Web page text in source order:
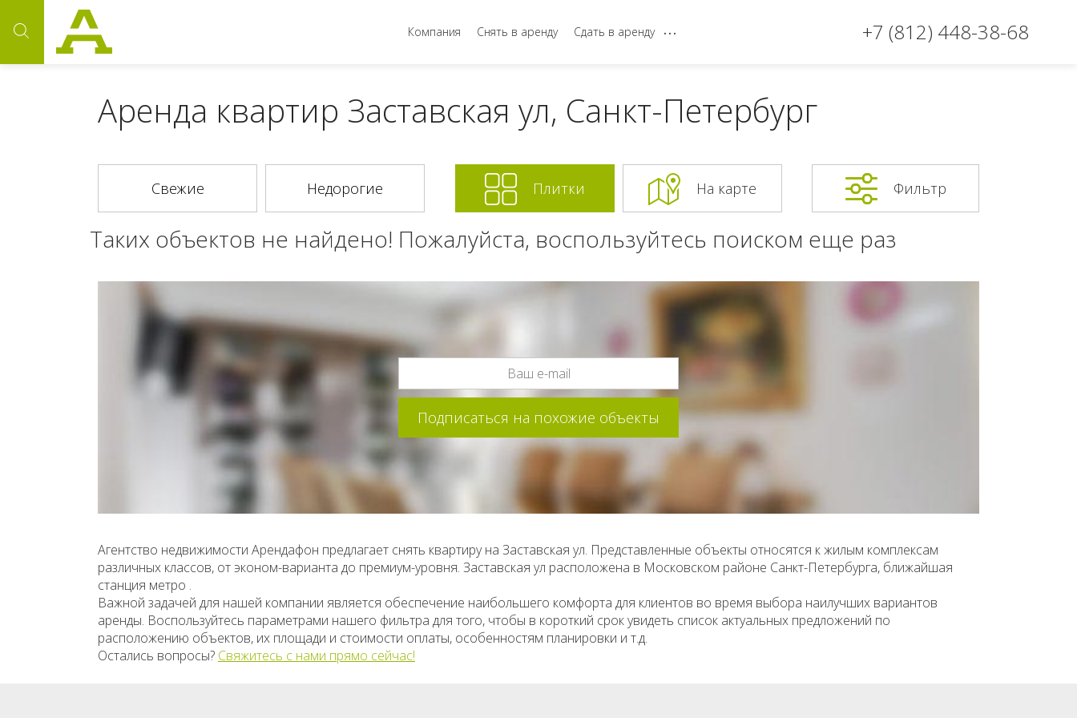
Компания Снять в аренду Сдать в аренду ... +7 (812) 448-38-68
Аренда квартир Заставская ул, Санкт-Петербург
Плитки На карте Фильтр
Таких объектов не найдено! Пожалуйста, воспользуйтесь поиском еще раз
Агентство недвижимости Арендафон предлагает снять квартиру на Заставская ул. Представленные объекты относятся к жилым комплексам
различных классов, от эконом-варианта до премиум-уровня. Заставская ул расположена в Московском районе Санкт-Петербурга, ближайшая
станция метро .
Важной задачей для нашей компании является обеспечение наибольшего комфорта для клиентов во время выбора наилучших вариантов
аренды. Воспользуйтесь параметрами нашего фильтра для того, чтобы в короткий срок увидеть список актуальных предложений по
расположению объектов, их площади и стоимости оплаты, особенностям планировки и т.д.
Остались вопросы? Свяжитесь с нами прямо сейчас!